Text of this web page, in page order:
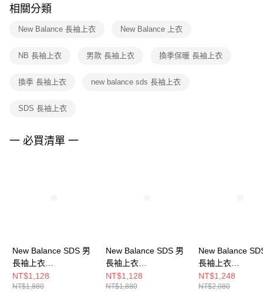
※ 交易是否成功請以「AFTEE先享後付 」之結帳頁面顯示為準，若有關於
是否繳費成功／繳費後需取消欲退款等相關疑問，請聯繫「AFTEE先享後付
客戶支援中心」 https://netprotections.freshdesk.com/support/home
１．透過由恩沛科技股份有限公司提供之「AFTEE先享後付」服務完成之交
權轉讓予恩沛科技股份有限公司。
３．未成年的使用者請事先徵得法定代理人或監護人之同意方可使用
４．使用「AFTEE先享後付」時，將依據個別帳號之用戶狀況，依本公司即
相關分類
New Balance 長袖上衣 New Balance 上衣
NB 長袖上衣 男款 長袖上衣 換季保暖 長袖上衣
換季 長袖上衣 new balance sds 長袖上衣
SDS 長袖上衣
一 必買清單 一
New Balance SDS 男
長袖上衣
NDF33221IV-F
NT$1,128
NT$1,880
New Balance SDS 男
長袖上衣
NDF33221BEI-F
NT$1,128
NT$1,880
New Balance
長袖上衣
NDF34232IV-F
NT$1,248
NT$2,080